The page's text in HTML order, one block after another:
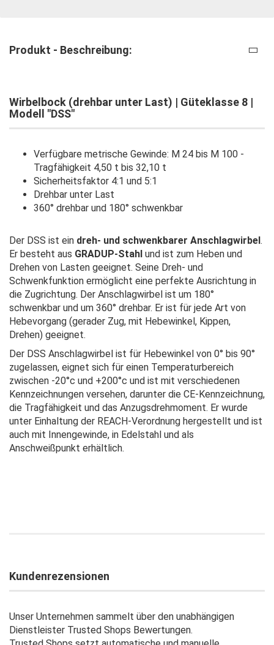
Produkt - Beschreibung:
Wirbelbock (drehbar unter Last) | Güteklasse 8 |
Modell "DSS"
Verfügbare metrische Gewinde: M 24 bis M 100 -
Tragfähigkeit 4,50 t bis 32,10 t
​Sicherheitsfaktor 4:1 und 5:1
Drehbar unter Last
360° drehbar und 180° schwenkbar
Der DSS ist ein dreh- und schwenkbarer Anschlagwirbel.
Er besteht aus GRADUP-Stahl und ist zum Heben und
Drehen von Lasten geeignet. Seine Dreh- und
Schwenkfunktion ermöglicht eine perfekte Ausrichtung in
die Zugrichtung. Der Anschlagwirbel ist um 180°
schwenkbar und um 360° drehbar. Er ist für jede Art von
Hebevorgang (gerader Zug, mit Hebewinkel, Kippen,
Drehen) geeignet.
Der DSS Anschlagwirbel ist für Hebewinkel von 0° bis 90°
zugelassen, eignet sich für einen Temperaturbereich
zwischen -20°c und +200°c und ist mit verschiedenen
Kennzeichnungen versehen, darunter die CE-Kennzeichnung,
die Tragfähigkeit und das Anzugsdrehmoment. Er wurde
unter Einhaltung der REACH-Verordnung hergestellt und ist
auch mit Innengewinde, in Edelstahl und als
Anschweißpunkt erhältlich.
Kundenrezensionen
Unser Unternehmen sammelt über den unabhängigen
Dienstleister Trusted Shops Bewertungen.